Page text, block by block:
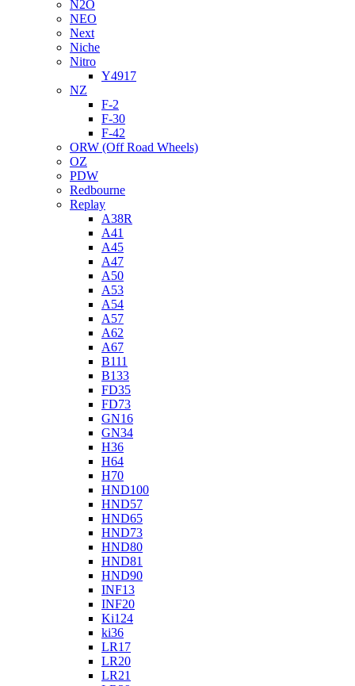
N2O
NEO
Next
Niche
Nitro
Y4917
NZ
F-2
F-30
F-42
ORW (Off Road Wheels)
OZ
PDW
Redbourne
Replay
A38R
A41
A45
A47
A50
A53
A54
A57
A62
A67
B111
B133
FD35
FD73
GN16
GN34
H36
H64
H70
HND100
HND57
HND65
HND73
HND80
HND81
HND90
INF13
INF20
Ki124
ki36
LR17
LR20
LR21